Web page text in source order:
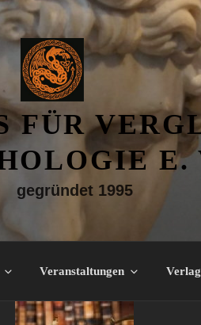
FÜR
E.
gegründet 1995
Veranstaltungen Verlag